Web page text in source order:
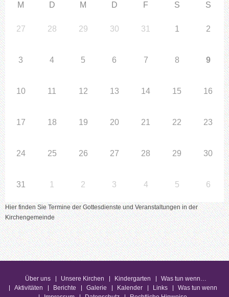
M D M D F S S
27 28 29 30 31 1 2
3 4 5 6 7 8 9
10 11 12 13 14 15 16
17 18 19 20 21 22 23
24 25 26 27 28 29 30
31 1 2 3 4 5 6
Hier finden Sie Termine der Gottesdienste und Veranstaltungen in der
Kirchengemeinde
Über uns Unsere Kirchen Kindergarten
Was tun wenn…
Aktivitäten
Berichte Galerie Kalender Links
Was tun wenn